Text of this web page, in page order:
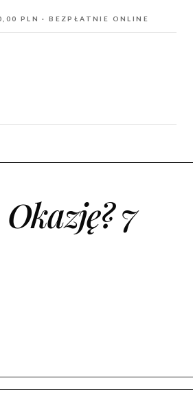
PLN · BEZPŁATNIE ONLINE
7